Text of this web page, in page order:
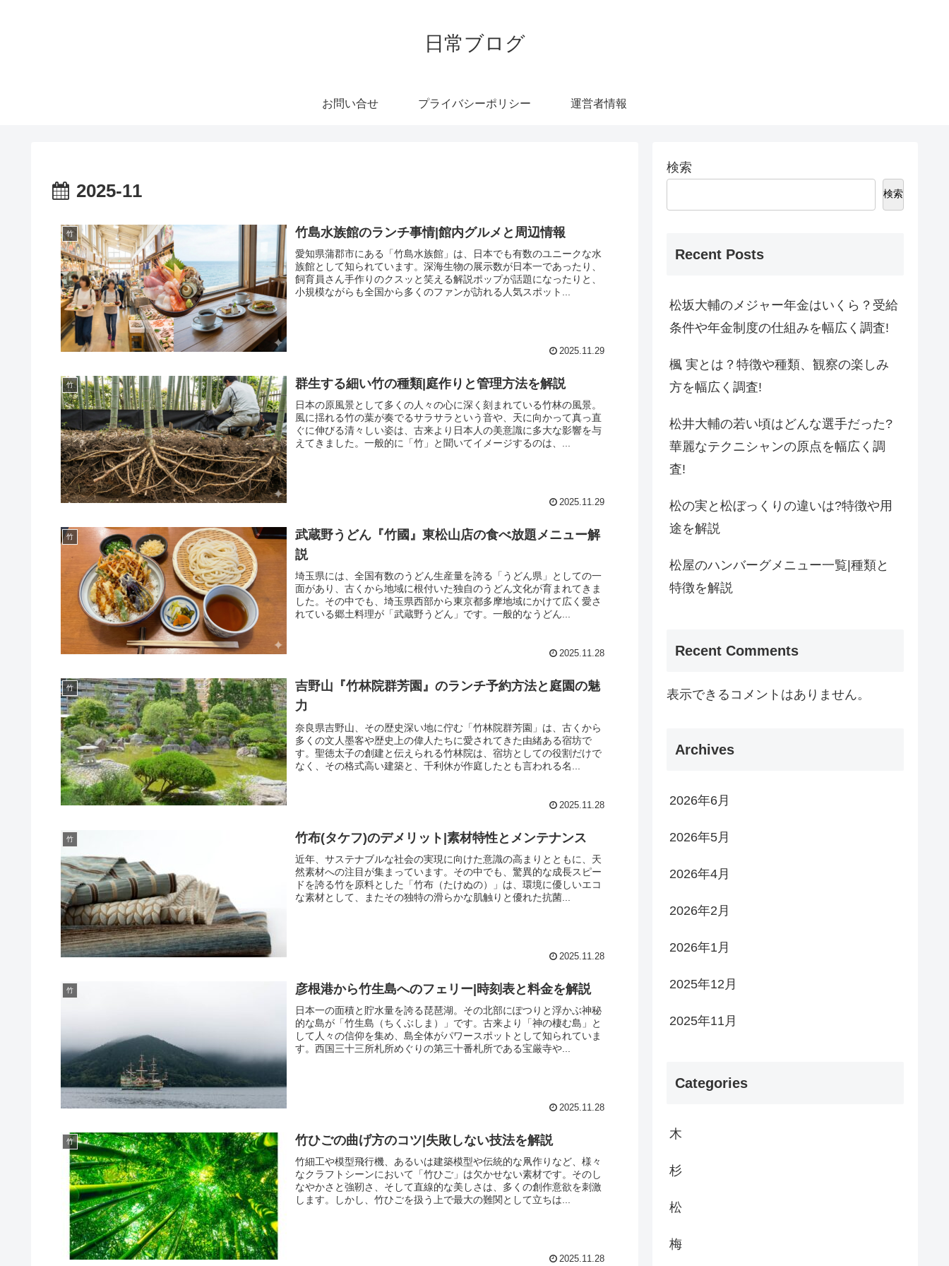
日常ブログ
お問い合せ プライバシーポリシー 運営者情報
2025-11
竹 竹島水族館のランチ事情|館内グルメと周辺情報
愛知県蒲郡市にある「竹島水族館」は、日本でも有数のユニークな水
族館として知られています。深海生物の展示数が日本一であったり、
飼育員さん手作りのクスッと笑える解説ポップが話題になったりと、
小規模ながらも全国から多くのファンが訪れる人気スポット...
2025.11.29
竹 群生する細い竹の種類|庭作りと管理方法を解説
日本の原風景として多くの人々の心に深く刻まれている竹林の風景。
風に揺れる竹の葉が奏でるサラサラという音や、天に向かって真っ直
ぐに伸びる清々しい姿は、古来より日本人の美意識に多大な影響を与
えてきました。一般的に「竹」と聞いてイメージするのは、...
2025.11.29
竹
武蔵野うどん『竹國』東松山店の食べ放題メニュー解
説
埼玉県には、全国有数のうどん生産量を誇る「うどん県」としての一
面があり、古くから地域に根付いた独自のうどん文化が育まれてきま
した。その中でも、埼玉県西部から東京都多摩地域にかけて広く愛さ
れている郷土料理が「武蔵野うどん」です。一般的なうどん...
2025.11.28
竹
吉野山『竹林院群芳園』のランチ予約方法と庭園の魅
力
奈良県吉野山、その歴史深い地に佇む「竹林院群芳園」は、古くから
多くの文人墨客や歴史上の偉人たちに愛されてきた由緒ある宿坊で
す。聖徳太子の創建と伝えられる竹林院は、宿坊としての役割だけで
なく、その格式高い建築と、千利休が作庭したとも言われる名...
2025.11.28
竹 竹布(タケフ)のデメリット|素材特性とメンテナンス
近年、サステナブルな社会の実現に向けた意識の高まりとともに、天
然素材への注目が集まっています。その中でも、驚異的な成長スピー
ドを誇る竹を原料とした「竹布（たけぬの）」は、環境に優しいエコ
な素材として、またその独特の滑らかな肌触りと優れた抗菌...
2025.11.28
竹 彦根港から竹生島へのフェリー|時刻表と料金を解説
日本一の面積と貯水量を誇る琵琶湖。その北部にぽつりと浮かぶ神秘
的な島が「竹生島（ちくぶしま）」です。古来より「神の棲む島」と
して人々の信仰を集め、島全体がパワースポットとして知られていま
す。西国三十三所札所めぐりの第三十番札所である宝厳寺や...
2025.11.28
竹 竹ひごの曲げ方のコツ|失敗しない技法を解説
竹細工や模型飛行機、あるいは建築模型や伝統的な凧作りなど、様々
なクラフトシーンにおいて「竹ひご」は欠かせない素材です。そのし
なやかさと強靭さ、そして直線的な美しさは、多くの創作意欲を刺激
します。しかし、竹ひごを扱う上で最大の難関として立ちは...
2025.11.28
検索
検索
Recent Posts
松坂大輔のメジャー年金はいくら？受給
条件や年金制度の仕組みを幅広く調査!
楓 実とは？特徴や種類、観察の楽しみ
方を幅広く調査!
松井大輔の若い頃はどんな選手だった?
華麗なテクニシャンの原点を幅広く調
査!
松の実と松ぼっくりの違いは?特徴や用
途を解説
松屋のハンバーグメニュー一覧|種類と
特徴を解説
Recent Comments
表示できるコメントはありません。
Archives
2026年6月
2026年5月
2026年4月
2026年2月
2026年1月
2025年12月
2025年11月
Categories
木
杉
松
梅